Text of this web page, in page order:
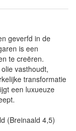
geverfd in de
is een
te creëren.
vasthoudt,
transformatie
een luxueuze
(Breinaald 4,5)